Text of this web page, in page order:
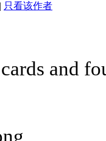
| 只看该作者
and